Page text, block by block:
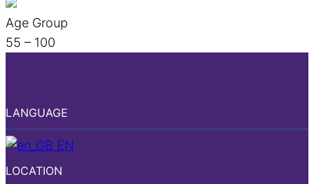
Age Group
55 – 100
LANGUAGE
EN
LOCATION